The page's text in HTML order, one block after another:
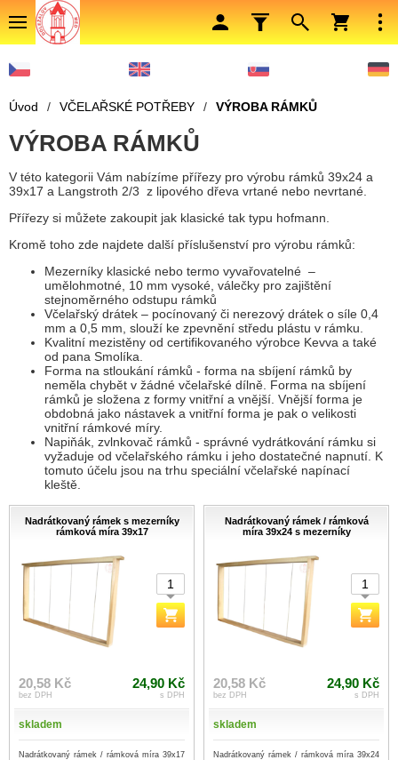
Úvod / VČELAŘSKÉ POTŘEBY / VÝROBA RÁMKŮ
VÝROBA RÁMKŮ
V této kategorii Vám nabízíme přířezy pro výrobu rámků 39x24 a
39x17 a Langstroth 2/3 z lipového dřeva vrtané nebo nevrtané.
Přířezy si můžete zakoupit jak klasické tak typu hofmann.
Kromě toho zde najdete další příslušenství pro výrobu rámků:
Mezerníky klasické nebo termo vyvařovatelné –
umělohmotné, 10 mm vysoké, válečky pro zajištění
stejnoměrného odstupu rámků
Včelařský drátek – pocínovaný či nerezový drátek o síle 0,4
mm a 0,5 mm, slouží ke zpevnění středu plástu v rámku.
Kvalitní mezistěny od certifikovaného výrobce Kevva a také
od pana Smolíka.
Forma na stloukání rámků - forma na sbíjení rámků by
neměla chybět v žádné včelařské dílně. Forma na sbíjení
rámků je složena z formy vnitřní a vnější. Vnější forma je
obdobná jako nástavek a vnitřní forma je pak o velikosti
vnitřní rámkové míry.
Napiňák, zvlnkovač rámků - správné vydrátkování rámku si
vyžaduje od včelařského rámku i jeho dostatečné napnutí. K
tomuto účelu jsou na trhu speciální včelařské napínací
kleště.
Nadrátkovaný rámek s mezerníky
rámková míra 39x17
20,58 Kč
bez DPH
24,90 Kč
s DPH
skladem
Nadrátkovaný rámek / rámková míra 39x17
Nadrátkovaný rámek / rámková
míra 39x24 s mezerníky
20,58 Kč
bez DPH
24,90 Kč
s DPH
skladem
Nadrátkovaný rámek / rámková míra 39x24